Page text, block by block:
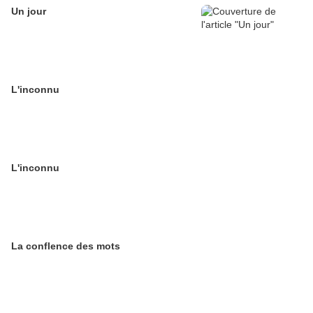
Un jour
L'inconnu
L'inconnu
La conflence des mots